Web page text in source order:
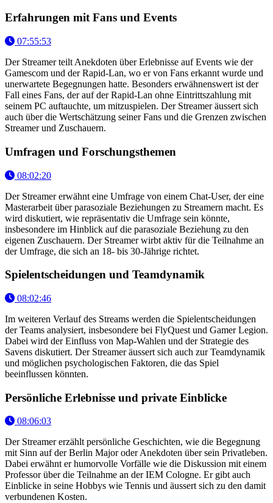
Erfahrungen mit Fans und Events
07:55:53
Der Streamer teilt Anekdoten über Erlebnisse auf Events wie der
Gamescom und der Rapid-Lan, wo er von Fans erkannt wurde und
unerwartete Begegnungen hatte. Besonders erwähnenswert ist der
Fall eines Fans, der auf der Rapid-Lan ohne Eintrittszahlung mit
seinem PC auftauchte, um mitzuspielen. Der Streamer äussert sich
auch über die Wertschätzung seiner Fans und die Grenzen zwischen
Streamer und Zuschauern.
Umfragen und Forschungsthemen
08:02:20
Der Streamer erwähnt eine Umfrage von einem Chat-User, der eine
Masterarbeit über parasoziale Beziehungen zu Streamern macht. Es
wird diskutiert, wie repräsentativ die Umfrage sein könnte,
insbesondere im Hinblick auf die parasoziale Beziehung zu den
eigenen Zuschauern. Der Streamer wirbt aktiv für die Teilnahme an
der Umfrage, die sich an 18- bis 30-Jährige richtet.
Spielentscheidungen und Teamdynamik
08:02:46
Im weiteren Verlauf des Streams werden die Spielentscheidungen
der Teams analysiert, insbesondere bei FlyQuest und Gamer Legion.
Dabei wird der Einfluss von Map-Wahlen und der Strategie des
Savens diskutiert. Der Streamer äussert sich auch zur Teamdynamik
und möglichen psychologischen Faktoren, die das Spiel
beeinflussen könnten.
Persönliche Erlebnisse und private Einblicke
08:06:03
Der Streamer erzählt persönliche Geschichten, wie die Begegnung
mit Sinn auf der Berlin Major oder Anekdoten über sein Privatleben.
Dabei erwähnt er humorvolle Vorfälle wie die Diskussion mit einem
Professor über die Teilnahme an der IEM Cologne. Er gibt auch
Einblicke in seine Hobbys wie Tennis und äussert sich zu den damit
verbundenen Kosten.